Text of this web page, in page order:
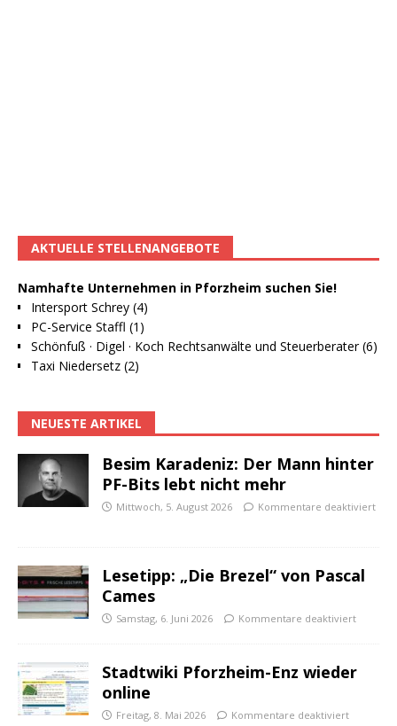
AKTUELLE STELLENANGEBOTE
Namhafte Unternehmen in Pforzheim suchen Sie!
Intersport Schrey (4)
PC-Service Staffl (1)
Schönfuß · Digel · Koch Rechtsanwälte und Steuerberater (6)
Taxi Niedersetz (2)
NEUESTE ARTIKEL
Besim Karadeniz: Der Mann hinter
PF-Bits lebt nicht mehr
Mittwoch, 5. August 2026 Kommentare deaktiviert
Lesetipp: „Die Brezel“ von Pascal
Cames
Samstag, 6. Juni 2026 Kommentare deaktiviert
Stadtwiki Pforzheim-Enz wieder
online
Freitag, 8. Mai 2026 Kommentare deaktiviert